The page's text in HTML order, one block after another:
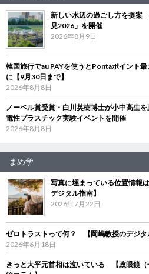
新しい水辺の過ごし方を提案
見2026」を開催
2026年8月9日
韓国旅行でau PAYを使うとPontaポイント
に【9月30日まで】
2026年8月8日
ノーベル賞受賞・白川英樹博士が小中高生
電性プラスチック実験イベントを開催
2026年8月8日
まめ学
写真に埋まっている位置情報
デジタル指南】
2026年7月22日
ゼロトラストって何？ 【岡嶋教授のデジタ
2026年6月18日
きっと大平元首相は泣いている 【政眼鏡